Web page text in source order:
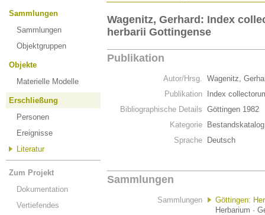
Sammlungen
Sammlungen
Objektgruppen
Objekte
Materielle Modelle
Erschließung
Personen
Ereignisse
Literatur
Zum Projekt
Dokumentation
Vertiefendes
Wagenitz, Gerhard: Index
herbarii Gottingense
Publikation
Autor/Hrsg. Wagenitz,
Publikation
Index
Bibliographische Details Göttingen 1982
Kategorie
Bestandskatalog
Sprache
Deutsch
Sammlungen
Sammlungen
Göttingen:
Herbarium ·